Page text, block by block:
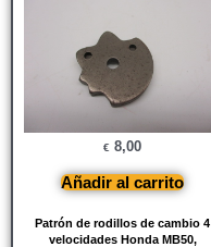
Patrón de rodillos de cambio 4
velocidades Honda MB50,
€ 8,00
Añadir al carrito